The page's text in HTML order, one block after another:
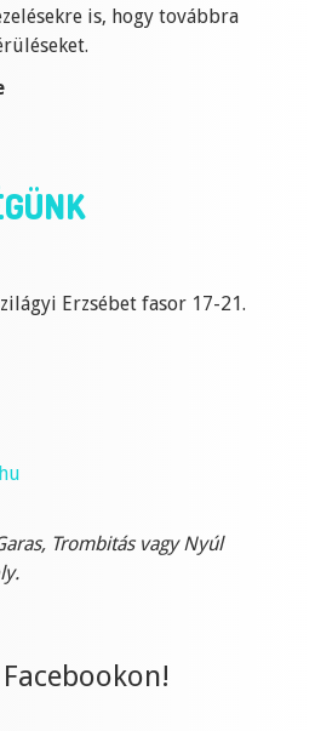
is, hogy továbbra
Erzsébet fasor 17-21.
Trombitás vagy Nyúl